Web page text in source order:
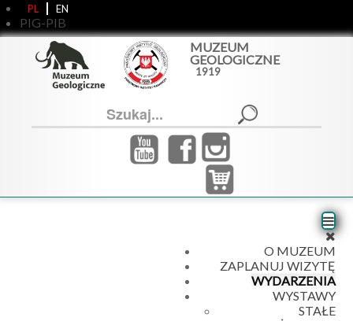
PL EN
PIG-PIB
MUZEUM
GEOLOGICZNE
1919
Szukaj...
O MUZEUM
ZAPLANUJ WIZYTĘ
WYDARZENIA
WYSTAWY
STAŁE